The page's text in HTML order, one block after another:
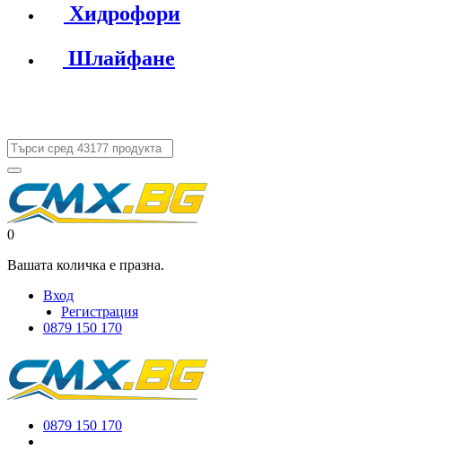
Хидрофори
Шлайфане
0
Вашата количка е празна.
Вход
Регистрация
0879 150 170
0879 150 170